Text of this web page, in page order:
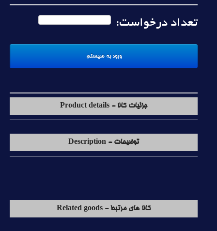
تعداد درخواست:
جزئیات کالا - Product details
توضیحات - Description
کالا های مرتبط - Related goods